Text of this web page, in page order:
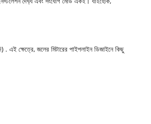
এই ক্ষেত্রে, জলের মিটারের পাইপলাইন ডিজাইনে কিছু